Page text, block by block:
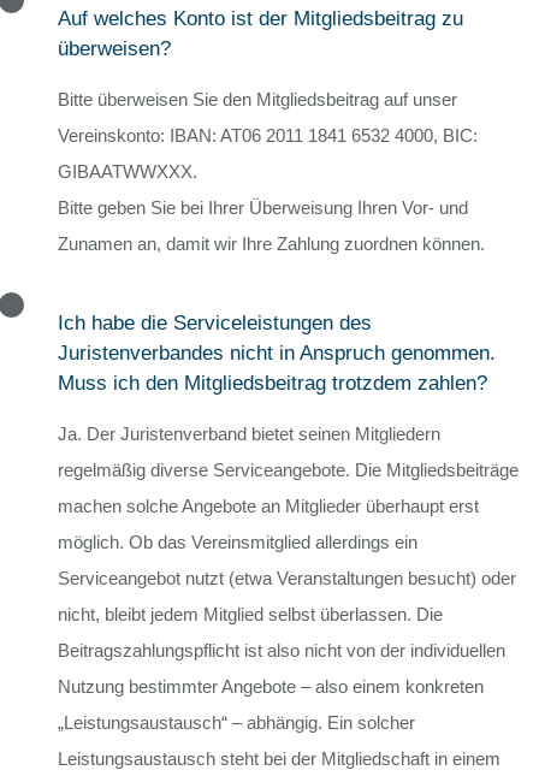
Auf welches Konto ist der Mitgliedsbeitrag zu
überweisen?
Bitte überweisen Sie den Mitgliedsbeitrag auf unser
Vereinskonto: IBAN: AT06 2011 1841 6532 4000, BIC:
GIBAATWWXXX.
Bitte geben Sie bei Ihrer Überweisung Ihren Vor- und
Zunamen an, damit wir Ihre Zahlung zuordnen können.
Ich habe die Serviceleistungen des
Juristenverbandes nicht in Anspruch genommen.
Muss ich den Mitgliedsbeitrag trotzdem zahlen?
Ja. Der Juristenverband bietet seinen Mitgliedern
regelmäßig diverse Serviceangebote. Die Mitgliedsbeiträge
machen solche Angebote an Mitglieder überhaupt erst
möglich. Ob das Vereinsmitglied allerdings ein
Serviceangebot nutzt (etwa Veranstaltungen besucht) oder
nicht, bleibt jedem Mitglied selbst überlassen. Die
Beitragszahlungspflicht ist also nicht von der individuellen
Nutzung bestimmter Angebote – also einem konkreten
„Leistungsaustausch“ – abhängig. Ein solcher
Leistungsaustausch steht bei der Mitgliedschaft in einem